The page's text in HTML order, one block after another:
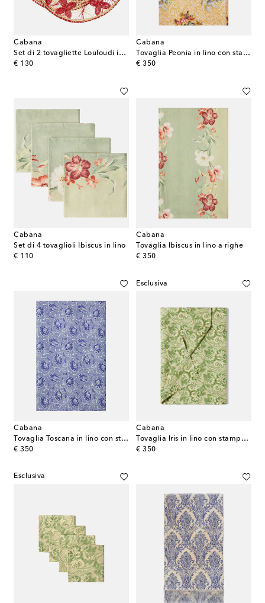
Cabana
Set di 2 tovagliette Louloudi in vimini
€ 130
original price
Cabana
Tovaglia Peonia in lino con stampa floreale
€ 350
original price
Cabana
Set di 4 tovaglioli Ibiscus in lino
€ 110
original price
Cabana
Tovaglia Ibiscus in lino a righe
€ 350
original price
Cabana
Tovaglia Toscana in lino con stampa
€ 350
original price
Esclusiva
Cabana
Tovaglia Iris in lino con stampa floreale
€ 350
original price
Esclusiva